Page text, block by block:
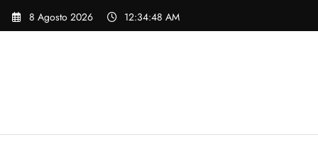
Vai
8 Agosto 2026 12:34:49 AM